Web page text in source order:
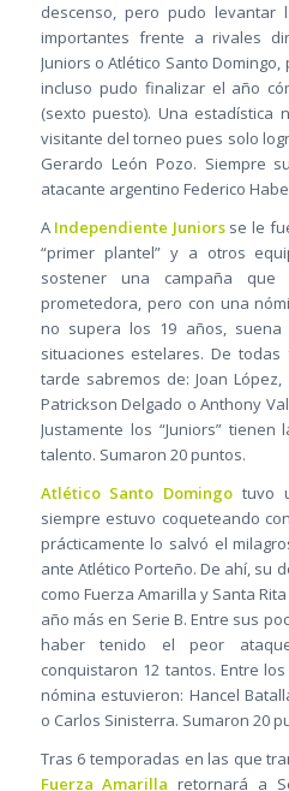
descenso, pero pudo levantar
importantes frente a rivales
Juniors o Atlético Santo
incluso pudo finalizar el año
(sexto puesto). Una
visitante del torneo pues solo
Gerardo León Pozo. Siempre
atacante argentino Federico
AIndependiente Juniorsse le
“primer plantel” y a otros
sostener una campaña
prometedora, pero con una
no supera los 19 años,
situaciones estelares. De
tarde sabremos de: Joan
Patrickson Delgado o Anthony
Justamente los “Juniors”
talento. Sumaron 20 puntos.
Atlético Santo Domingo tuvo
siempre estuvo coqueteando
prácticamente lo salvó el
ante Atlético Porteño. De ahí, su
como Fuerza Amarilla y Santa
año más en Serie B. Entre sus
haber tenido el peor
conquistaron 12 tantos. Entre
nómina estuvieron: Hancel
o Carlos Sinisterra. Sumaron 20
Tras 6 temporadas en las que
Fuerza Amarilla retornará a